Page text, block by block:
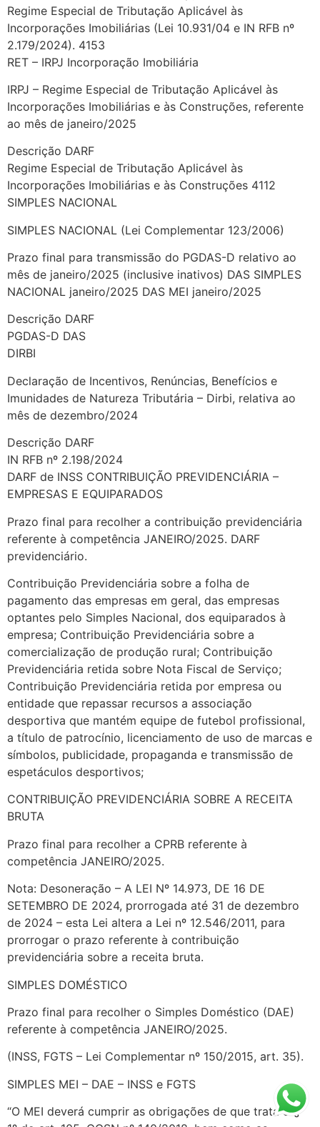
Regime Especial de Tributação Aplicável às
Incorporações Imobiliárias (Lei 10.931/04 e IN RFB nº
2.179/2024). 4153
RET – IRPJ Incorporação Imobiliária
IRPJ – Regime Especial de Tributação Aplicável às
Incorporações Imobiliárias e às Construções, referente
ao mês de janeiro/2025
Descrição DARF
Regime Especial de Tributação Aplicável às
Incorporações Imobiliárias e às Construções 4112
SIMPLES NACIONAL
SIMPLES NACIONAL (Lei Complementar 123/2006)
Prazo final para transmissão do PGDAS-D relativo ao
mês de janeiro/2025 (inclusive inativos) DAS SIMPLES
NACIONAL janeiro/2025 DAS MEI janeiro/2025
Descrição DARF
PGDAS-D DAS
DIRBI
Declaração de Incentivos, Renúncias, Benefícios e
Imunidades de Natureza Tributária – Dirbi, relativa ao
mês de dezembro/2024
Descrição DARF
IN RFB nº 2.198/2024
DARF de INSS CONTRIBUIÇÃO PREVIDENCIÁRIA –
EMPRESAS E EQUIPARADOS
Prazo final para recolher a contribuição previdenciária
referente à competência JANEIRO/2025. DARF
previdenciário.
Contribuição Previdenciária sobre a folha de
pagamento das empresas em geral, das empresas
optantes pelo Simples Nacional, dos equiparados à
empresa; Contribuição Previdenciária sobre a
comercialização de produção rural; Contribuição
Previdenciária retida sobre Nota Fiscal de Serviço;
Contribuição Previdenciária retida por empresa ou
entidade que repassar recursos a associação
desportiva que mantém equipe de futebol profissional,
a título de patrocínio, licenciamento de uso de marcas e
símbolos, publicidade, propaganda e transmissão de
espetáculos desportivos;
CONTRIBUIÇÃO PREVIDENCIÁRIA SOBRE A RECEITA
BRUTA
Prazo final para recolher a CPRB referente à
competência JANEIRO/2025.
Nota: Desoneração – A LEI Nº 14.973, DE 16 DE
SETEMBRO DE 2024, prorrogada até 31 de dezembro
de 2024 – esta Lei altera a Lei nº 12.546/2011, para
prorrogar o prazo referente à contribuição
previdenciária sobre a receita bruta.
SIMPLES DOMÉSTICO
Prazo final para recolher o Simples Doméstico (DAE)
referente à competência JANEIRO/2025.
(INSS, FGTS – Lei Complementar nº 150/2015, art. 35).
SIMPLES MEI – DAE – INSS e FGTS
“O MEI deverá cumprir as obrigações de que trata o §